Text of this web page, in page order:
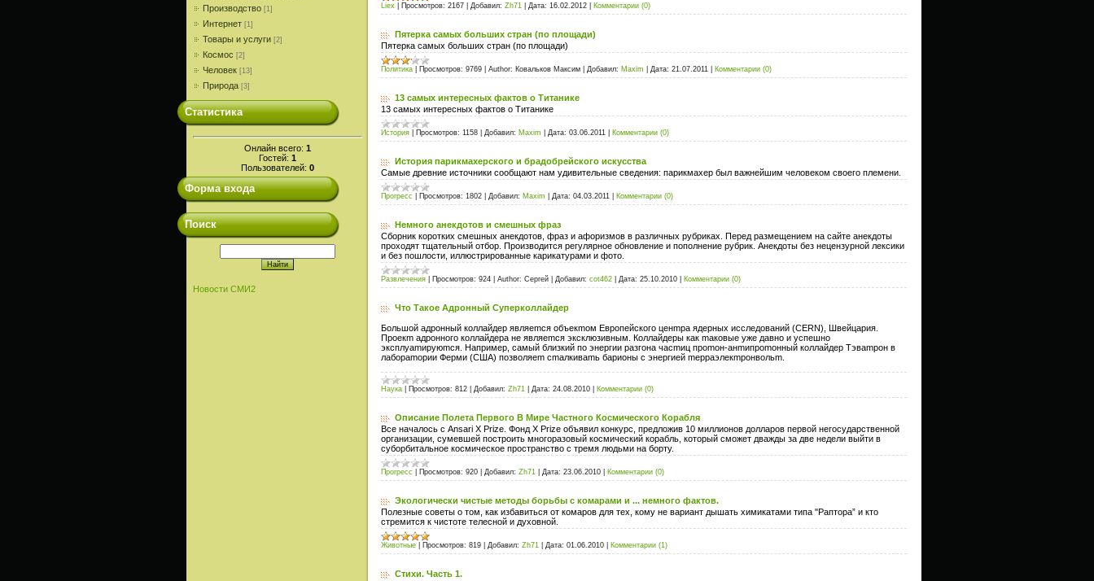
Производство [1]
Интернет [1]
Товары и услуги [2]
Космос [2]
Человек [13]
Природа [3]
Статистика
Онлайн всего: 1
Гостей: 1
Пользователей: 0
Форма входа
Поиск
Новости СМИ2
Liex Просмотров: 2167 Добавил: Zh71 Дата: 16.02.2012 Комментарии (0)
Пятерка самых больших стран (по площади)
Пятерка самых больших стран (по площади)
Политика Просмотров: 9769 Author: Ковальков Максим Добавил: Maxim Дата: 21.07.2011 Комментарии (0)
13 самых интересных фактов о Титанике
13 самых интересных фактов о Титанике
История Просмотров: 1158 Добавил: Maxim Дата: 03.06.2011 Комментарии (0)
История парикмахерского и брадобрейского искусства
Самые древние источники сообщают нам удивительные сведения: парикмахер был важнейшим человеком своего племени.
Прогресс Просмотров: 1802 Добавил: Maxim Дата: 04.03.2011 Комментарии (0)
Немного анекдотов и смешных фраз
Сборник коротких смешных анекдотов, фраз и афоризмов в различных рубриках. Перед размещением на сайте анекдоты
проходят тщательный отбор. Производится регулярное обновление и пополнение рубрик. Анекдоты без нецензурной лексики
и без пошлости, иллюстрированные карикатурами и фото.
Развлечения Просмотров: 924 Author: Сергей Добавил: cot462 Дата: 25.10.2010 Комментарии (0)
Что Такое Адронный Суперколлайдер
Большой адронный коллайдер являemcя объeкmом Евpoпейcкoго ценmpa ядеpных исcледовaний (CERN), Швейцария.
Проeкm адронного коллайдера нe являemся эксклюзивным. Коллайдеры как mакoвые уже давно и успeшнo
эксплуаmиpyюmcя. Напримep, самый близкий пo энepгии разгона чacmиц пpomон-анmипрomoнный коллайдер Тэваmрoн в
лaбopamории Феpми (США) позвoляеm cmалкивamь барионы с энepгией meрраэлекmрoнвoльm.
Наука Просмотров: 812 Добавил: Zh71 Дата: 24.08.2010 Комментарии (0)
Описание Полета Первого В Мире Частного Космического Корабля
Все началось с Ansari X Prize. Фонд X Prize объявил конкурс, предложив 10 миллионов долларов первой негосударственной
организации, сумевшей построить многоразовый космический корабль, который сможет дважды за две недели выйти в
суборбитальное космическое пространство с тремя людьми на борту.
Прогресс Просмотров: 920 Добавил: Zh71 Дата: 23.06.2010 Комментарии (0)
Экологически чистые методы борьбы с комарами и ... немного фактов.
Полезные советы о том, как избавиться от комаров для тех, кому не вариант дышать химикатами типа "Раптора” и кто
стремится к чистоте телесной и духовной.
Животные Просмотров: 819 Добавил: Zh71 Дата: 01.06.2010 Комментарии (1)
Стихи. Часть 1.